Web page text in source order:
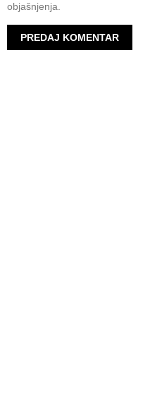
objašnjenja.